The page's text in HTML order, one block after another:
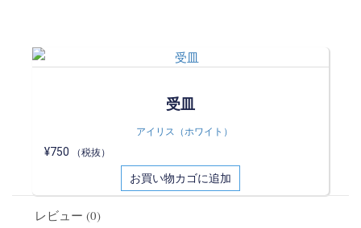
受皿
アイリス（ホワイト）
¥750 （税抜）
お買い物カゴに追加
レビュー (0)